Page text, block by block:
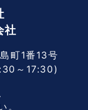
社
町1番13号
～17:30)
。